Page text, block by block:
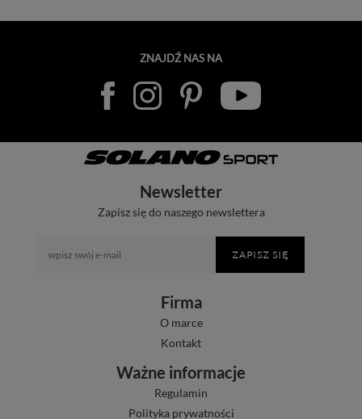
ZNAJDŹ NAS NA
Newsletter
Zapisz się do naszego newslettera
ZAPISZ SIĘ
Firma
O marce
Kontakt
Ważne informacje
Regulamin
Polityka prywatności